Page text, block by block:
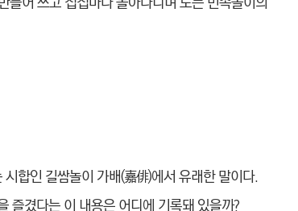
합인 길쌈놀이 가배(嘉俳)에서 유래한 말이다.
즐겼다는 이 내용은 어디에 기록돼 있을까?